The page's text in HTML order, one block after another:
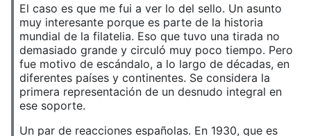
El caso es que me fui a ver lo del sello. Un asunto
muy interesante porque es parte de la historia
mundial de la filatelia. Eso que tuvo una tirada no
demasiado grande y circuló muy poco tiempo. Pero
fue motivo de escándalo, a lo largo de décadas, en
diferentes países y continentes. Se considera la
primera representación de un desnudo integral en
ese soporte.
Un par de reacciones españolas. En 1930, que es